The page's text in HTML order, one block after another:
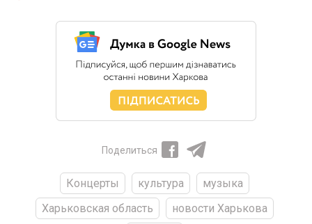
Поделиться
Концерты культура
музыка
Харьковская область
новости Харькова